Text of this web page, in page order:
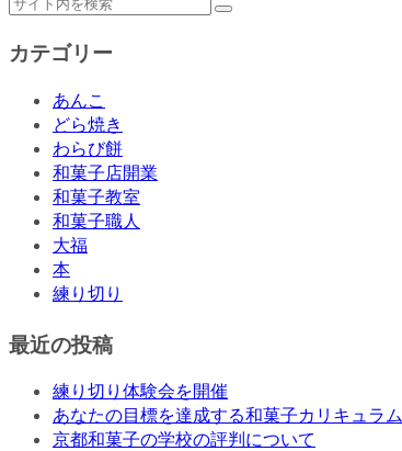
カテゴリー
あんこ
どら焼き
わらび餅
和菓子店開業
和菓子教室
和菓子職人
大福
本
練り切り
最近の投稿
練り切り体験会を開催
あなたの目標を達成する和菓子カリキュラム
京都和菓子の学校の評判について